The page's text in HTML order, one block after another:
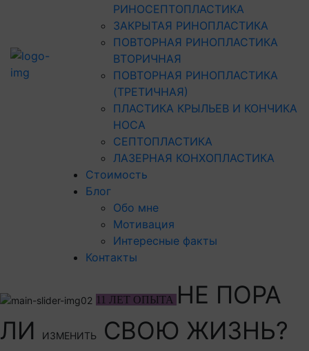
РИНОСЕПТОПЛАСТИКА
ЗАКРЫТАЯ РИНОПЛАСТИКА
ПОВТОРНАЯ РИНОПЛАСТИКА
ВТОРИЧНАЯ
ПОВТОРНАЯ РИНОПЛАСТИКА
(ТРЕТИЧНАЯ)
ПЛАСТИКА КРЫЛЬЕВ И КОНЧИКА
НОСА
СЕПТОПЛАСТИКА
ЛАЗЕРНАЯ КОНХОПЛАСТИКА
Стоимость
Блог
Обо мне
Мотивация
Интересные факты
Контакты
11 ЛЕТ ОПЫТА НЕ ПОРА
ЛИ
ИЗМЕНИТЬ
СВОЮ ЖИЗНЬ?